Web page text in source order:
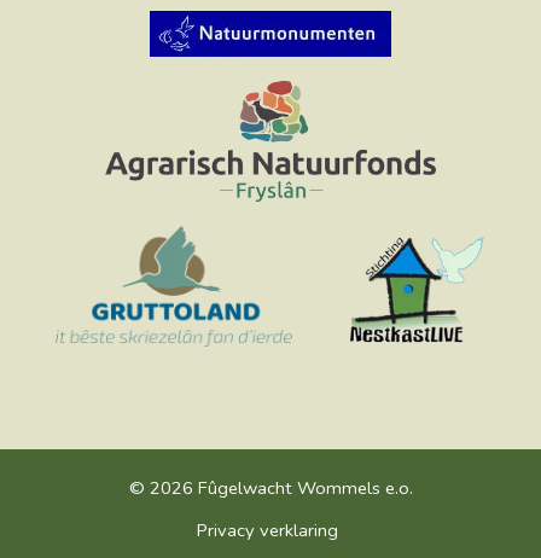
© 2026 Fûgelwacht Wommels e.o.
Privacy verklaring